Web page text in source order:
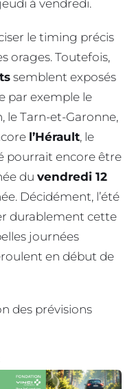
à vendredi.
le timing précis
orages. Toutefois,
semblent exposés
par exemple le
le Tarn-et-Garonne,
l’Hérault, le
pourrait encore être
du vendredi 12
Décidément, l’été
durablement cette
journées
en début de
des prévisions